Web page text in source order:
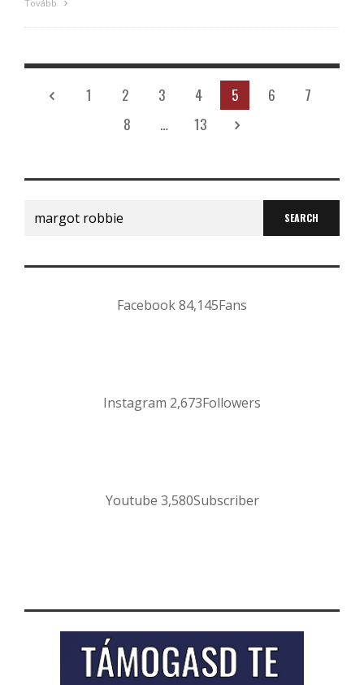
Tovább
1 2 3 4 5 6
7
8
… 13
for:
Facebook84,145Fans
Instagram 2,673Followers
Youtube 3,580Subscriber